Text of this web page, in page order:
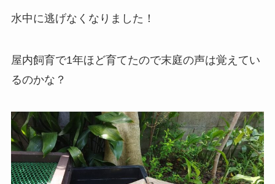
水中に逃げなくなりました！
屋内飼育で1年ほど育てたので末庭の声は覚えてい
るのかな？